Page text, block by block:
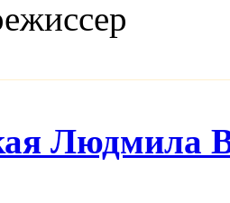
Людмила